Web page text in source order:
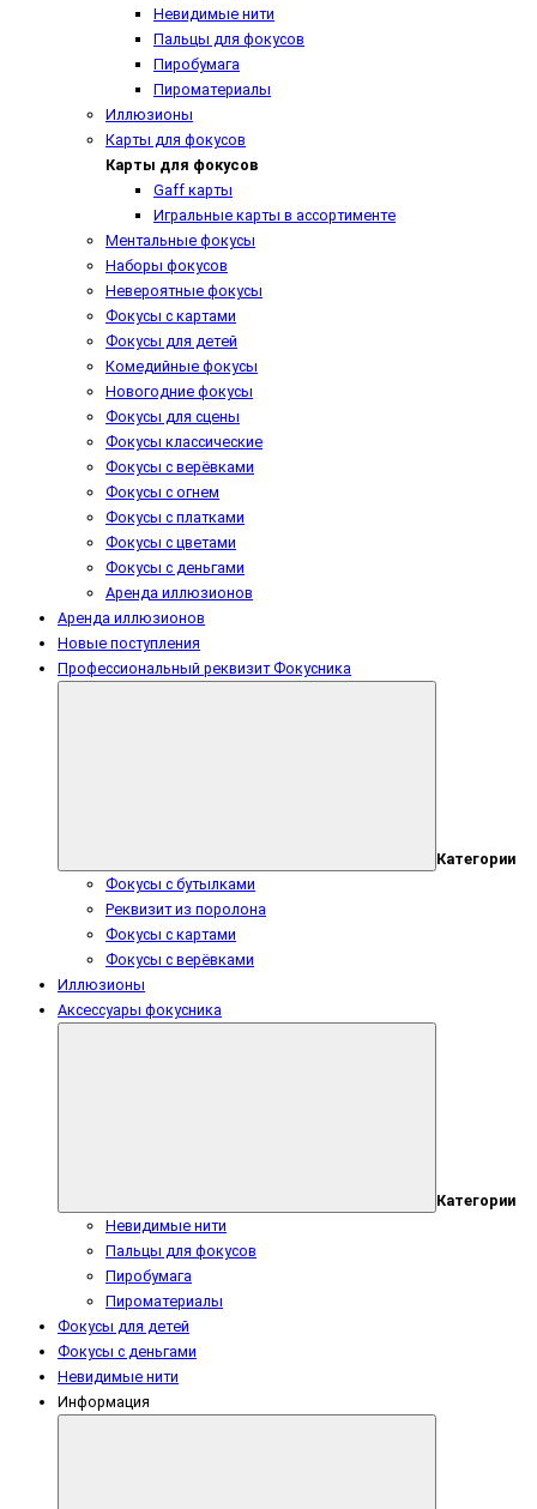
Невидимые нити
Пальцы для фокусов
Пиробумага
Пироматериалы
Иллюзионы
Карты для фокусов
Карты для фокусов
Gaff карты
Игральные карты в ассортименте
Ментальные фокусы
Наборы фокусов
Невероятные фокусы
Фокусы с картами
Фокусы для детей
Комедийные фокусы
Новогодние фокусы
Фокусы для сцены
Фокусы классические
Фокусы с верёвками
Фокусы с огнем
Фокусы с платками
Фокусы с цветами
Фокусы с деньгами
Аренда иллюзионов
Аренда иллюзионов
Новые поступления
Профессиональный реквизит Фокусника
Категории
Фокусы с бутылками
Реквизит из поролона
Фокусы с картами
Фокусы с верёвками
Иллюзионы
Аксессуары фокусника
Категории
Невидимые нити
Пальцы для фокусов
Пиробумага
Пироматериалы
Фокусы для детей
Фокусы с деньгами
Невидимые нити
Информация